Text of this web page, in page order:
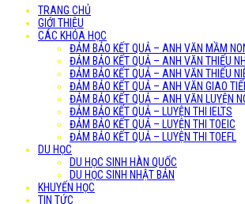
TRANG CHỦ
GIỚI THIỆU
CÁC KHÓA HỌC
ĐẢM BẢO KẾT QUẢ – ANH VĂN MẦM
ĐẢM BẢO KẾT QUẢ – ANH VĂN THIẾU NHI
ĐẢM BẢO KẾT QUẢ – ANH VĂN THIẾU
ĐẢM BẢO KẾT QUẢ – ANH VĂN GIAO
ĐẢM BẢO KẾT QUẢ – ANH VĂN LUYỆN
ĐẢM BẢO KẾT QUẢ – LUYỆN THI IELTS
ĐẢM BẢO KẾT QUẢ – LUYỆN THI TOEIC
ĐẢM BẢO KẾT QUẢ – LUYỆN THI TOEFL
DU HỌC
DU HỌC SINH HÀN QUỐC
DU HỌC SINH NHẬT BẢN
KHUYẾN HỌC
TIN TỨC